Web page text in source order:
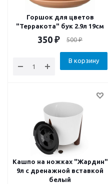
Горшок для цветов
"Терракота" бук 2.9л 19см
350 ₽ 500₽
В корзину
Кашпо на ножках "Жардин"
9л с дренажной вставкой
белый